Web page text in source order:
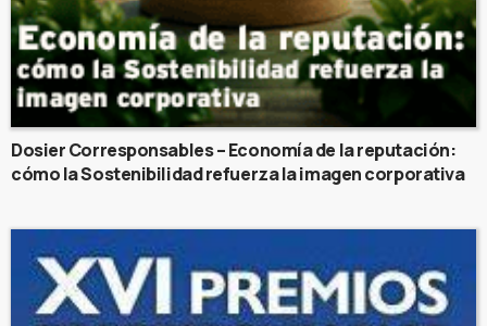
Dosier Corresponsables – Economía de la reputación:
cómo la Sostenibilidad refuerza la imagen corporativa